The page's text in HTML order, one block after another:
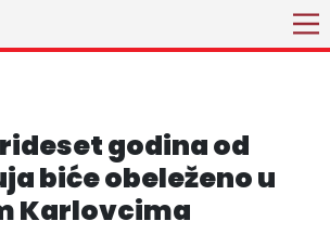
godina od
biće obeleženo u
Karlovcima